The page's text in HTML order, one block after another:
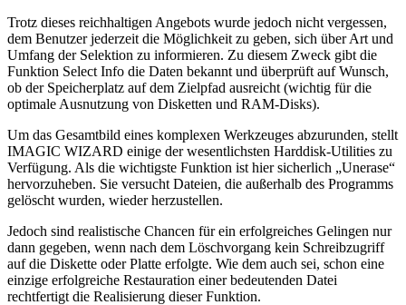
Trotz dieses reichhaltigen Angebots wurde jedoch nicht vergessen,
dem Benutzer jederzeit die Möglichkeit zu geben, sich über Art und
Umfang der Selektion zu informieren. Zu diesem Zweck gibt die
Funktion Select Info die Daten bekannt und überprüft auf Wunsch,
ob der Speicherplatz auf dem Zielpfad ausreicht (wichtig für die
optimale Ausnutzung von Disketten und RAM-Disks).
Um das Gesamtbild eines komplexen Werkzeuges abzurunden, stellt
IMAGIC WIZARD einige der wesentlichsten Harddisk-Utilities zu
Verfügung. Als die wichtigste Funktion ist hier sicherlich „Unerase“
hervorzuheben. Sie versucht Dateien, die außerhalb des Programms
gelöscht wurden, wieder herzustellen.
Jedoch sind realistische Chancen für ein erfolgreiches Gelingen nur
dann gegeben, wenn nach dem Löschvorgang kein Schreibzugriff
auf die Diskette oder Platte erfolgte. Wie dem auch sei, schon eine
einzige erfolgreiche Restauration einer bedeutenden Datei
rechtfertigt die Realisierung dieser Funktion.